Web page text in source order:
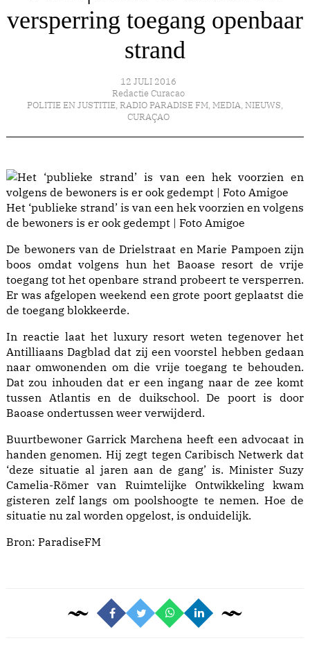
versperring toegang openbaar
strand
12 JULI 2016
Redactie Curacao
POLITIE EN JUSTITIE, RADIO PARADISE FM, MEDIA, NIEUWS,
CURAÇAO
Het ‘publieke strand’ is van een hek voorzien en volgens
de bewoners is er ook gedempt | Foto Amigoe
De bewoners van de Drielstraat en Marie Pampoen zijn
boos omdat volgens hun het Baoase resort de vrije
toegang tot het openbare strand probeert te versperren.
Er was afgelopen weekend een grote poort geplaatst die
de toegang blokkeerde.
In reactie laat het luxury resort weten tegenover het
Antilliaans Dagblad dat zij een voorstel hebben gedaan
naar omwonenden om die vrije toegang te behouden.
Dat zou inhouden dat er een ingang naar de zee komt
tussen Atlantis en de duikschool. De poort is door
Baoase ondertussen weer verwijderd.
Buurtbewoner Garrick Marchena heeft een advocaat in
handen genomen. Hij zegt tegen Caribisch Netwerkdat
‘deze situatie al jaren aan de gang’ is. Minister Suzy
Camelia-Römer van Ruimtelijke Ontwikkeling kwam
gisteren zelf langs om poolshoogte te nemen. Hoe de
situatie nu zal worden opgelost, is onduidelijk.
Bron: ParadiseFM